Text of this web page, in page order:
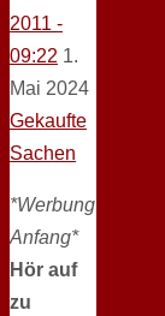
2011 -
09:22 1.
Mai 2024
Gekaufte
Sachen
*Werbung
Anfang*
Hör auf
zu